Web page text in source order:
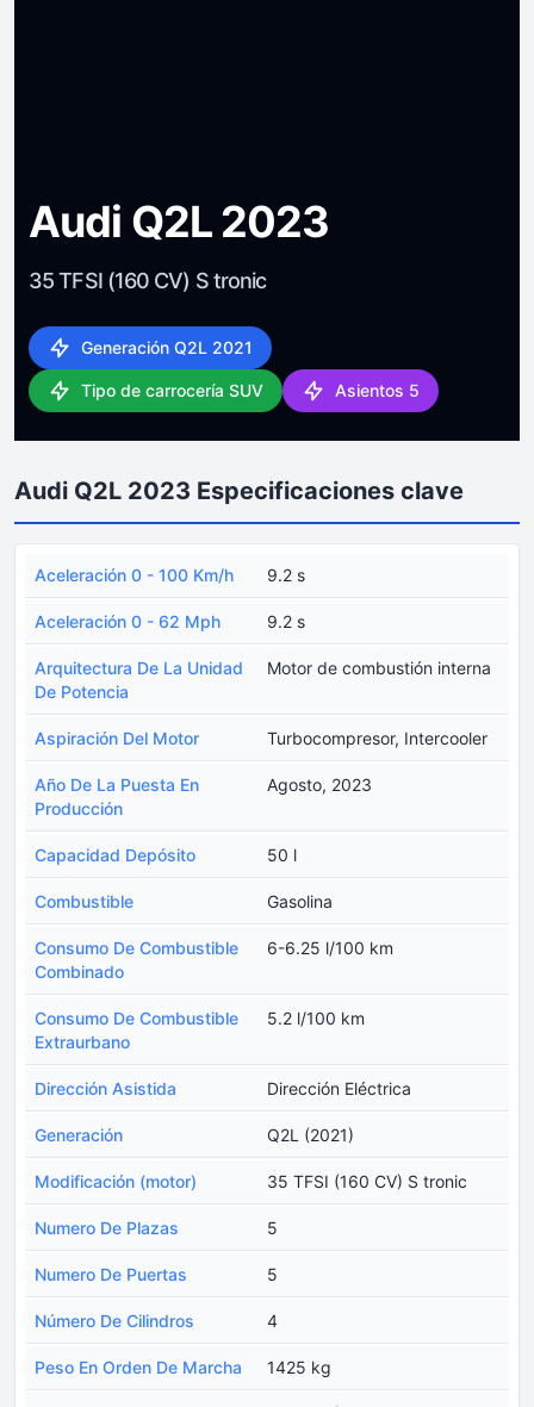
Audi Q2L 2023
35 TFSI (160 CV) S tronic
Generación Q2L 2021
Tipo de carrocería SUV Asientos 5
Audi Q2L 2023 Especificaciones clave
Aceleración 0 - 100 Km/h 9.2 s
Aceleración 0 - 62 Mph 9.2 s
Arquitectura De La Unidad
De Potencia
Motor de combustión interna
Aspiración Del Motor Turbocompresor, Intercooler
Año De La Puesta En
Producción
Agosto, 2023
Capacidad Depósito 50 l
Combustible Gasolina
Consumo De Combustible
Combinado
6-6.25 l/100 km
Consumo De Combustible
Extraurbano
5.2 l/100 km
Dirección Asistida Dirección Eléctrica
Generación Q2L (2021)
Modificación (motor) 35 TFSI (160 CV) S tronic
Numero De Plazas 5
Numero De Puertas 5
Número De Cilindros 4
Peso En Orden De Marcha 1425 kg